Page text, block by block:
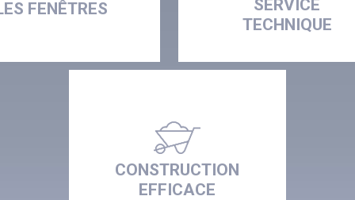
FENÊTRES
SERVICE
TECHNIQUE
CONSTRUCTION
EFFICACE